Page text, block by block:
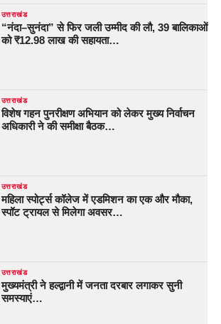
उत्तराखंड
“नंदा–सुनंदा” से फिर जली उम्मीद की लौ, 39 बालिकाओं
को ₹12.98 लाख की सहायता…
उत्तराखंड
विशेष गहन पुनरीक्षण अभियान को लेकर मुख्य निर्वाचन
अधिकारी ने की समीक्षा बैठक…
उत्तराखंड
महिला स्पोर्ट्स कॉलेज में एडमिशन का एक और मौका,
स्पॉट ट्रायल से मिलेगा अवसर…
उत्तराखंड
मुख्यमंत्री ने हल्द्वानी में जनता दरबार लगाकर सुनी
समस्याएं…